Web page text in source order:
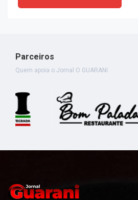
Parceiros
Quem apoia o Jornal O GUARANI